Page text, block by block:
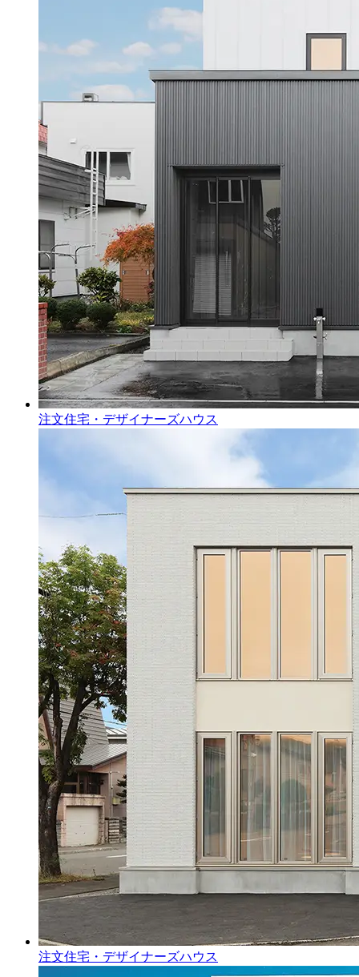
注文住宅・デザイナーズハウス
注文住宅・デザイナーズハウス